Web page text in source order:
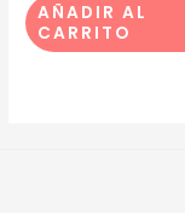
AÑADIR AL
CARRITO